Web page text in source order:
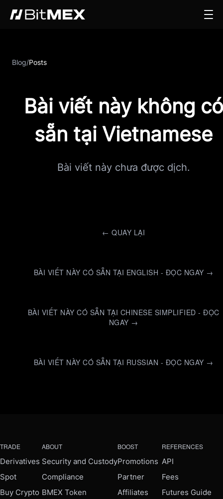
Blog/Posts
Bài viết này không có
sẵn tại Vietnamese
Bài viết này chưa được dịch.
← QUAY LẠI
BÀI VIẾT NÀY CÓ SẴN TẠI ENGLISH - ĐỌC NGAY →
BÀI VIẾT NÀY CÓ SẴN TẠI CHINESE SIMPLIFIED - ĐỌC
NGAY →
BÀI VIẾT NÀY CÓ SẴN TẠI RUSSIAN - ĐỌC NGAY →
TRADE
Derivatives
Spot
Buy Crypto
ABOUT
Security and Custody
Compliance
BMEX Token
BOOST
Promotions
Partner
Affiliates
REFERENCES
API
Fees
Futures Guide